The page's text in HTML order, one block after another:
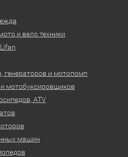
и вело техники
генераторов и мотопомп
мотобуксировщиков
ATV
машин